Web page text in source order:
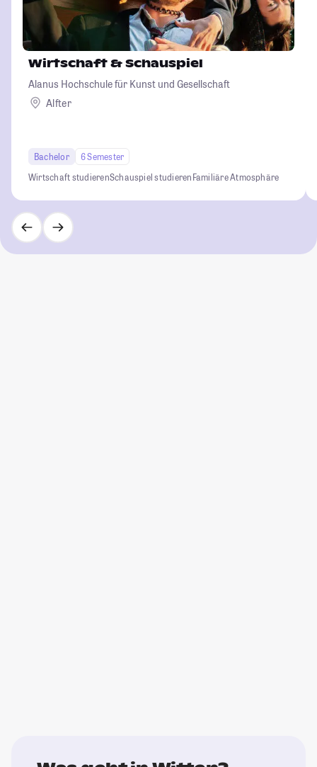
Wirtschaft & Schauspiel
Alanus Hochschule für Kunst und Gesellschaft
Alfter
Bachelor
6 Semester
Wirtschaft studierenSchauspiel studierenFamiliäre Atmosphäre